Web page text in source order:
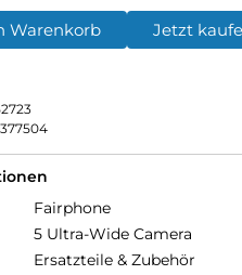
Warenkorb Jetzt
Fairphone
5 Ultra-Wide Camera
Ersatzteile & Zubehör